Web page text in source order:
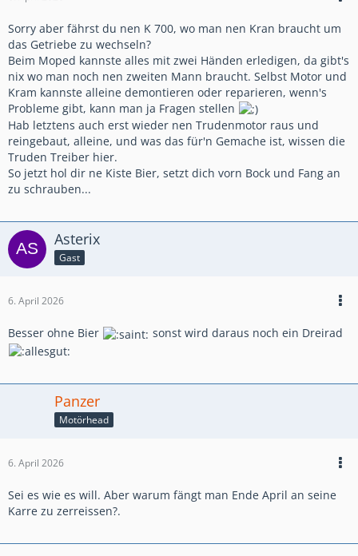
Sorry aber fährst du nen K 700, wo man nen Kran braucht um
das Getriebe zu wechseln?
Beim Moped kannste alles mit zwei Händen erledigen, da gibt's
nix wo man noch nen zweiten Mann braucht. Selbst Motor und
Kram kannste alleine demontieren oder reparieren, wenn's
Probleme gibt, kann man ja Fragen stellen
Hab letztens auch erst wieder nen Trudenmotor raus und
reingebaut, alleine, und was das für'n Gemache ist, wissen die
Truden Treiber hier.
So jetzt hol dir ne Kiste Bier, setzt dich vorn Bock und Fang an
zu schrauben...
Asterix
Gast
6. April 2026
Besser ohne Bier sonst wird daraus noch ein Dreirad
Panzer
Motörhead
6. April 2026
Sei es wie es will. Aber warum fängt man Ende April an seine
Karre zu zerreissen?.